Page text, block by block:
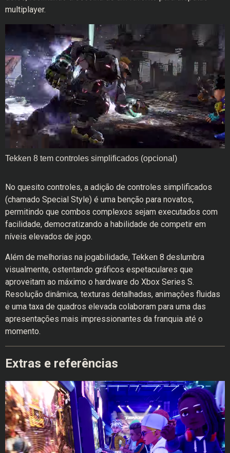
multiplayer.
Tekken 8 tem controles simplificados (opcional)
No quesito controles, a adição de controles simplificados
(chamado Special Style) é uma benção para novatos,
permitindo que combos complexos sejam executados com
facilidade, democratizando a habilidade de competir em
níveis elevados de jogo.
Além de melhorias na jogabilidade, Tekken 8 deslumbra
visualmente, ostentando gráficos espetaculares que
aproveitam ao máximo o hardware do Xbox Series S.
Resolução dinâmica, texturas detalhadas, animações fluidas
e uma taxa de quadros elevada colaboram para uma das
apresentações mais impressionantes da franquia até o
momento.
Extras e referências